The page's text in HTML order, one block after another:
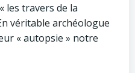
les travers de la
véritable archéologue
« autopsie » notre